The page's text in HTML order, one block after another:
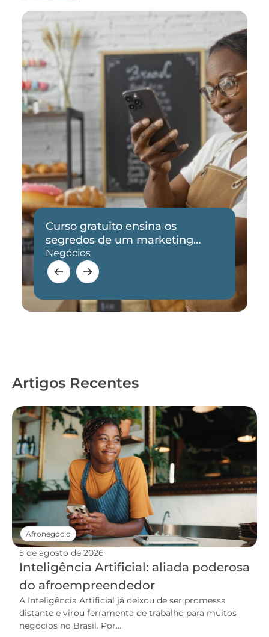
Curso gratuito ensina os
segredos de um marketing
eficaz
Negócios
Artigos Recentes
5 de agosto de 2026
Inteligência Artificial: aliada poderosa
do afroempreendedor
A Inteligência Artificial já deixou de ser promessa
distante e virou ferramenta de trabalho para muitos
negócios no Brasil. Por...
Afronegócio